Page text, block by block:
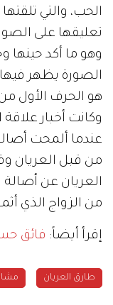
الحب، والتي
وهو ما أكد حينها
هو الحرف الأول
وكانت أخبار
عندما ألمحت
من قبل العريان
من الزواج الذي
إقرأ أيضاً: فائق
طارق العريان